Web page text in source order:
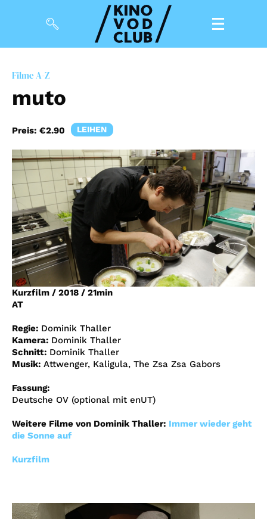
Kuratierungen
Events
So geht’s
Filmpakete
Gutscheine
& Filmpässe
Account
Suche
Filme A-Z
muto
Preis: €2.90 LEIHEN
Kurzfilm / 2018 / 21min
AT
Regie: Dominik Thaller
Kamera: Dominik Thaller
Schnitt: Dominik Thaller
Musik: Attwenger, Kaligula, The Zsa Zsa Gabors
Fassung:
Deutsche OV (optional mit enUT)
Weitere Filme von Dominik Thaller: Immer wieder geht
die Sonne auf
Kurzfilm